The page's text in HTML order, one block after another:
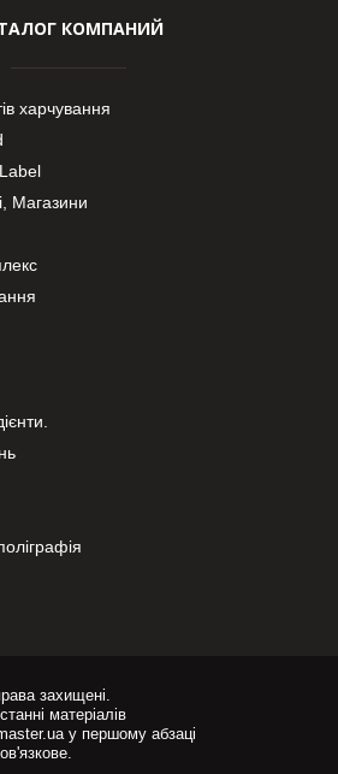
КОМПАНИЙ
харчування
Магазини
захищені.
матеріалів
у першому абзаці